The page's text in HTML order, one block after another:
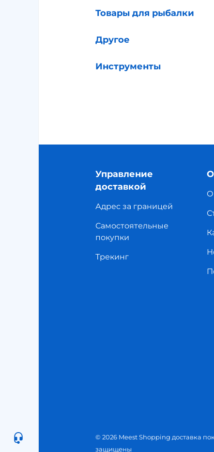
Товары для рыбалки
Другое
Инструменты
Управление
доставкой
Адрес за границей
Самостоятельные
покупки
Трекинг
О
© 2026 Meest Shopping доставка
защищены